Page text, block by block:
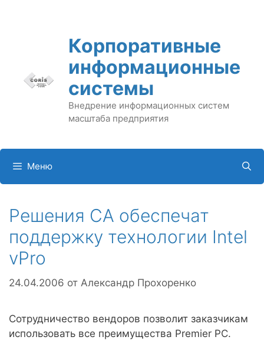
Корпоративные
информационные
системы
Внедрение информационных систем
масштаба предприятия
Меню
Решения CA обеспечат
поддержку технологии Intel
vPro
24.04.2006 от Александр Прохоренко
Сотрудничество вендоров позволит заказчикам
использовать все преимущества Premier PC.